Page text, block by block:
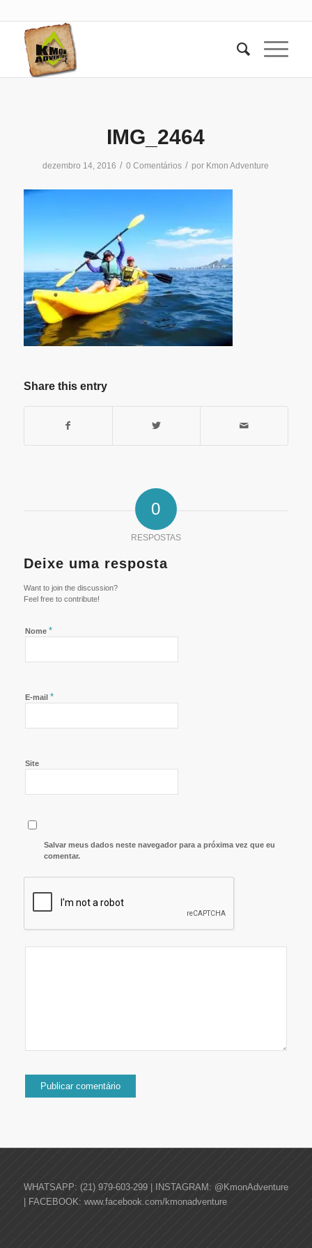
IMG_2464
dezembro 14, 2016 / 0 Comentários / por Kmon Adventure
Share this entry
0
RESPOSTAS
Deixe uma resposta
Want to join the discussion?
Feel free to contribute!
Nome *
E-mail *
Site
Salvar meus dados neste navegador para a próxima vez que eu
comentar.
WHATSAPP: (21) 979-603-299 | INSTAGRAM: @KmonAdventure
| FACEBOOK: www.facebook.com/kmonadventure